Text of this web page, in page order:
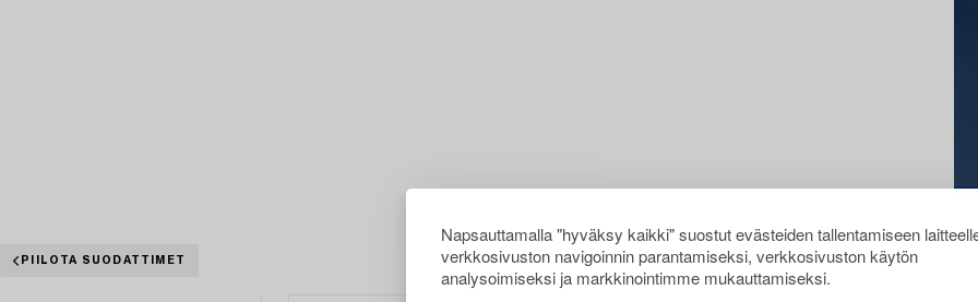
Napsauttamalla "hyväksy kaikki" suostut evästeiden tallentamiseen
verkkosivuston navigoinnin parantamiseksi, verkkosivuston käytön
analysoimiseksi ja markkinointimme mukauttamiseksi.
PIILOTA SUODATTIMET